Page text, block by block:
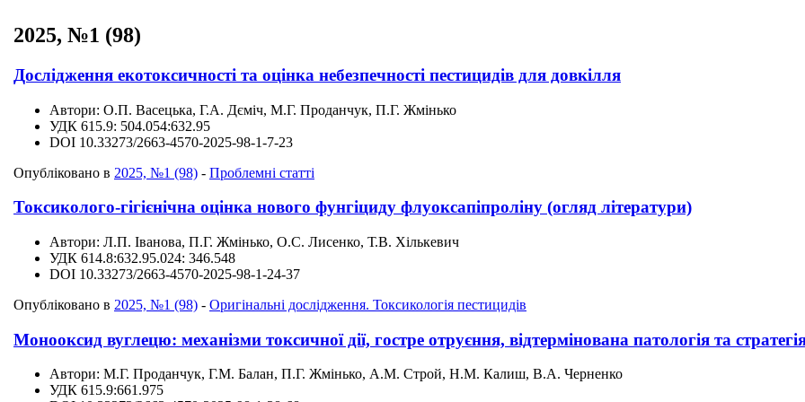
2025, №1 (98)
Дослідження екотоксичності та оцінка небезпечності пестицидів для довкілля
Автори: О.П. Васецька, Г.А. Дєміч, М.Г. Проданчук, П.Г. Жмінько
УДК 615.9: 504.054:632.95
DOI 10.33273/2663-4570-2025-98-1-7-23
Опубліковано в 2025, №1 (98) - Проблемні статті
Токсиколого-гігієнічна оцінка нового фунгіциду флуоксапіпроліну (огляд літератури)
Автори: Л.П. Іванова, П.Г. Жмінько, О.С. Лисенко, Т.В. Хількевич
УДК 614.8:632.95.024: 346.548
DOI 10.33273/2663-4570-2025-98-1-24-37
Опубліковано в 2025, №1 (98) - Оригінальні дослідження. Токсикологія пестицидів
Монооксид вуглецю: механізми токсичної дії, гостре отруєння, відтермінована патологія та
Автори: М.Г. Проданчук, Г.М. Балан, П.Г. Жмінько, А.М. Строй, Н.М. Калиш, В.А. Черненко
УДК 615.9:661.975